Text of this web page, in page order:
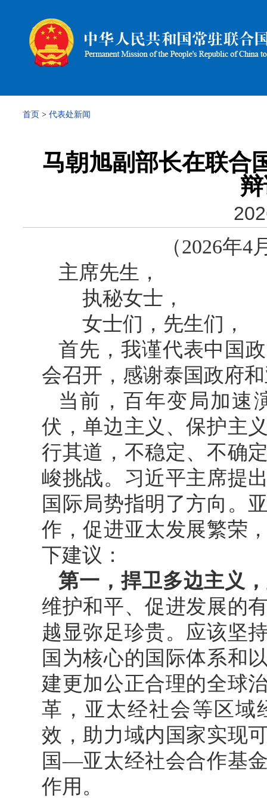
首页 > 代表处新闻
马朝旭副部长在联合
（2026年
主席先生，
执秘女士，
女士们，先生们，
首先，我谨代表中国
会召开，感谢泰国政府
当前，百年变局加速
伏，单边主义、保护主
行其道，不稳定、不确
峻挑战。习近平主席提
国际局势指明了方向。
作，促进亚太发展繁荣
下建议：
第一，捍卫多边主义
维护和平、促进发展的
越显弥足珍贵。应该坚
国为核心的国际体系和
建更加公正合理的全球
革，亚太经社会等区域
效，助力域内国家实现
国—亚太经社会合作基
作用。